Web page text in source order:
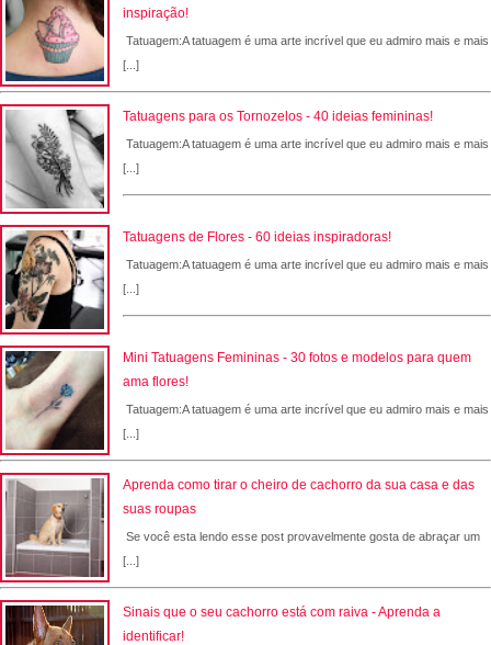
inspiração!
Tatuagem:A tatuagem é uma arte incrível que eu admiro mais e mais
[...]
Tatuagens para os Tornozelos - 40 ideias femininas!
Tatuagem:A tatuagem é uma arte incrível que eu admiro mais e mais
[...]
Tatuagens de Flores - 60 ideias inspiradoras!
Tatuagem:A tatuagem é uma arte incrível que eu admiro mais e mais
[...]
Mini Tatuagens Femininas - 30 fotos e modelos para quem
ama flores!
Tatuagem:A tatuagem é uma arte incrível que eu admiro mais e mais
[...]
Aprenda como tirar o cheiro de cachorro da sua casa e das
suas roupas
Se você esta lendo esse post provavelmente gosta de abraçar um
[...]
Sinais que o seu cachorro está com raiva - Aprenda a
identificar!